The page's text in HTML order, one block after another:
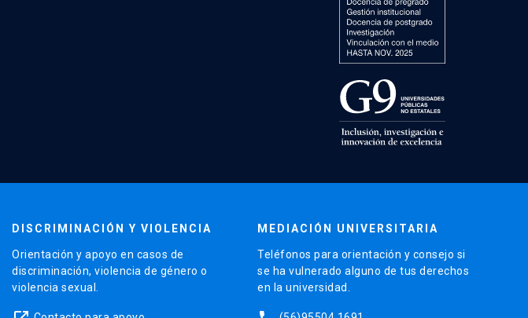
DISCRIMINACIÓN Y VIOLENCIA
Orientación y apoyo en casos de
discriminación, violencia de género o
violencia sexual.
MEDIACIÓN UNIVERSITARIA
Teléfonos para orientación y consejo si
se ha vulnerado alguno de tus derechos
en la universidad.